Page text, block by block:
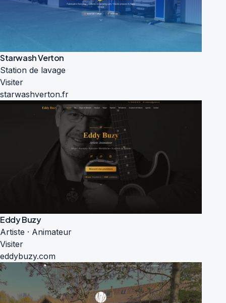
Starwash Verton
Station de lavage
Visiter
starwashverton.fr
Eddy Buzy
Artiste · Animateur
Visiter
eddybuzy.com